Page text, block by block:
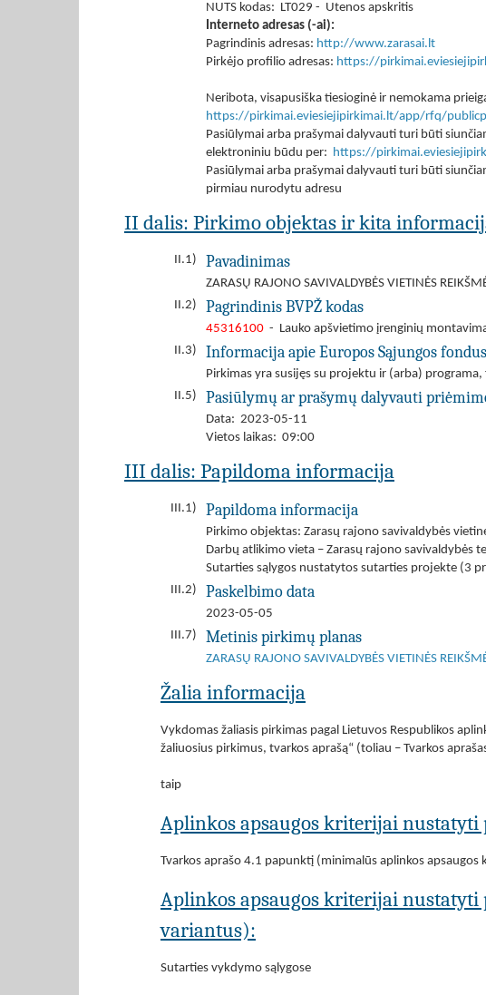
NUTS kodas: LT029 - Utenos apskritis
Interneto adresas (-ai):
Pagrindinis adresas: http://www.zarasai.lt
Pirkėjo profilio adresas: https://
Neribota, visapusiška tiesioginė ir nemokama
https://pirkimai.eviesiejipirkimai.lt/app/rfq/
Pasiūlymai arba prašymai dalyvauti turi būti
elektroniniu būdu per: https://
Pasiūlymai arba prašymai dalyvauti turi būti
pirmiau nurodytu adresu
II dalis: Pirkimo objektas ir kita
II.1) Pavadinimas
ZARASŲ RAJONO SAVIVALDYBĖS VIETINĖS
II.2)
Pagrindinis BVPŽ kodas
45316100 - Lauko apšvietimo įrenginių
II.3)
Informacija apie Europos Sąjungos fondus
Pirkimas yra susijęs su projektu ir (arba)
II.5)
Pasiūlymų ar prašymų dalyvauti
Data: 2023-05-11
Vietos laikas: 09:00
III dalis: Papildoma informacija
III.1) Papildoma informacija
Pirkimo objektas: Zarasų rajono savivaldybės
Darbų atlikimo vieta – Zarasų rajono savivaldybės
Sutarties sąlygos nustatytos sutarties projekte (3
III.2)
Paskelbimo data
2023-05-05
III.7)
Metinis pirkimų planas
ZARASŲ RAJONO SAVIVALDYBĖS VIETINĖS
Žalia informacija
Vykdomas žaliasis pirkimas pagal Lietuvos Respublikos
žaliuosius pirkimus, tvarkos aprašą“ (toliau – Tvarkos
taip
Aplinkos apsaugos kriterijai
Tvarkos aprašo 4.1 papunktį (minimalūs aplinkos apsaugos
Aplinkos apsaugos kriterijai
variantus):
Sutarties vykdymo sąlygose